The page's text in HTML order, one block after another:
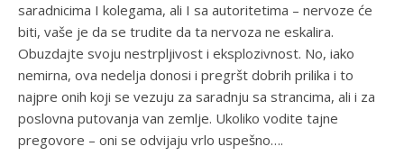
saradnicima I kolegama, ali I sa autoritetima – nervoze će
biti, vaše je da se trudite da ta nervoza ne eskalira.
Obuzdajte svoju nestrpljivost i eksplozivnost. No, iako
nemirna, ova nedelja donosi i pregršt dobrih prilika i to
najpre onih koji se vezuju za saradnju sa strancima, ali i za
poslovna putovanja van zemlje. Ukoliko vodite tajne
pregovore – oni se odvijaju vrlo uspešno….